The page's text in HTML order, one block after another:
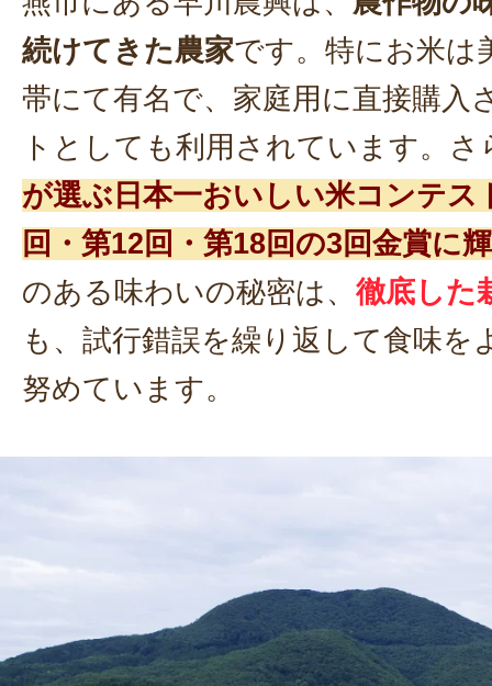
続けてきた農家です。特にお米は
帯にて有名で、家庭用に直接購入
トとしても利用されています。さ
が選ぶ日本一おいしい米コンテス
回・第12回・第18回の3回金賞に
のある味わいの秘密は、 徹底した
も、試行錯誤を繰り返して食味を
努めています。